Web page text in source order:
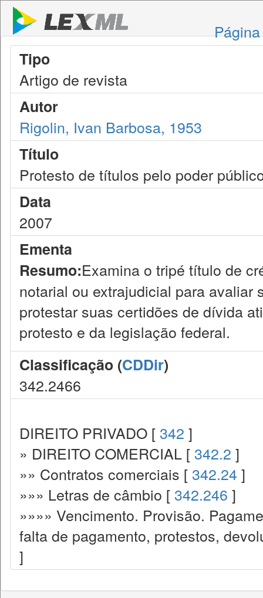
Tipo
Artigo de revista
Autor
Rigolin, Ivan Barbosa, 1953
Título
Protesto de títulos pelo poder
Data
2007
Ementa
Resumo:Examina o tripé título de
notarial ou extrajudicial para avaliar
protestar suas certidões de dívida
protesto e da legislação federal.
Classificação (CDDir)
342.2466
DIREITO PRIVADO [ 342 ]
» DIREITO COMERCIAL [ 342.2 ]
»» Contratos comerciais [ 342.24 ]
»»» Letras de câmbio [ 342.246 ]
»»»» Vencimento. Provisão.
falta de pagamento, protestos,
]